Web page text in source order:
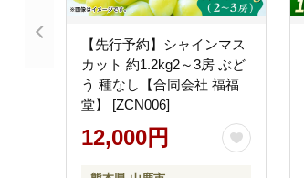
【先行予約】シャインマス
カット 約1.2kg2～3房 ぶど
う 種なし【合同会社 福福
堂】 [ZCN006]
12,000円